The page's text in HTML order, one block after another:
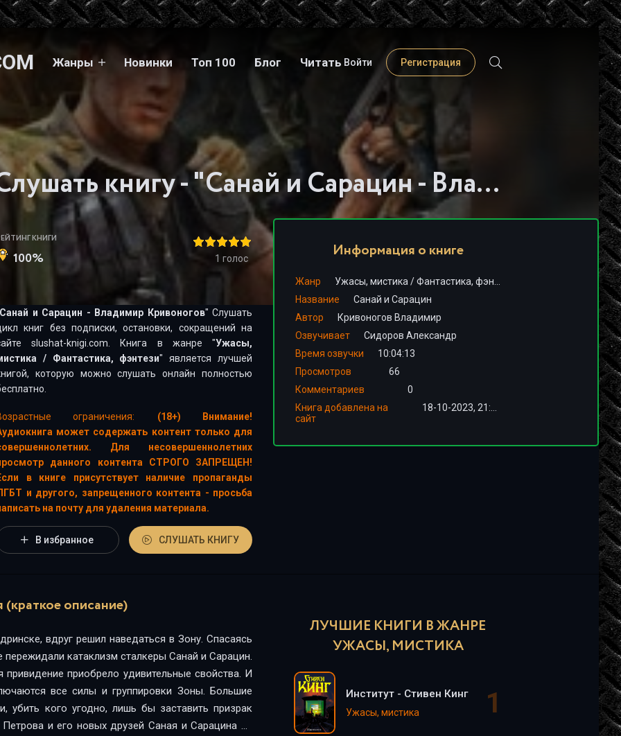
Жанры Новинки Топ 100 Блог Читать Войти Регистрация
Слушать книгу - "Санай и Сарацин - Владимир Кривоногов"
КНИГИ
100% 1 голос
Санай и Сарацин - Владимир Кривоногов" Слушать
книг без подписки, остановки, сокращений на
slushat-knigi.com. Книга в жанре "Ужасы,
/ Фантастика, фэнтези" является лучшей
которую можно слушать онлайн полностью
ограничения:
(18+) Внимание!
может содержать контент только для
Для несовершеннолетних
данного контента СТРОГО ЗАПРЕЩЕН!
в книге присутствует наличие пропаганды
и другого, запрещенного контента - просьба
на почту для удаления материала.
В избранное СЛУШАТЬ КНИГУ
Информация о книге
Жанр Ужасы, мистика /Фантастика, фэнтези
Название
Санай и Сарацин
Автор
Кривоногов Владимир
Озвучивает
Сидоров Александр
Время озвучки
10:04:13
Просмотров
66
Комментариев
0
Книга добавлена на
сайт
описание)
вдруг решил наведаться в Зону. Спасаясь
катаклизм сталкеры Санай и Сарацин.
привидение приобрело удивительные свойства. И
все силы и группировки Зоны. Большие
убить кого угодно, лишь бы заставить призрак
и его новых друзей Саная и Сарацина на
ЛУЧШИЕ КНИГИ В ЖАНРЕ
УЖАСЫ, МИСТИКА
Институт - Стивен Кинг
Ужасы, мистика